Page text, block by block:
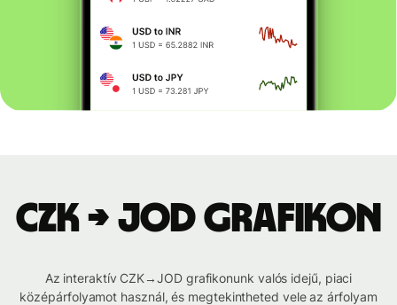
CZK → JOD grafikon
Az interaktív CZK→JOD grafikonunk valós idejű, piaci
középárfolyamot használ, és megtekintheted vele az árfolyam